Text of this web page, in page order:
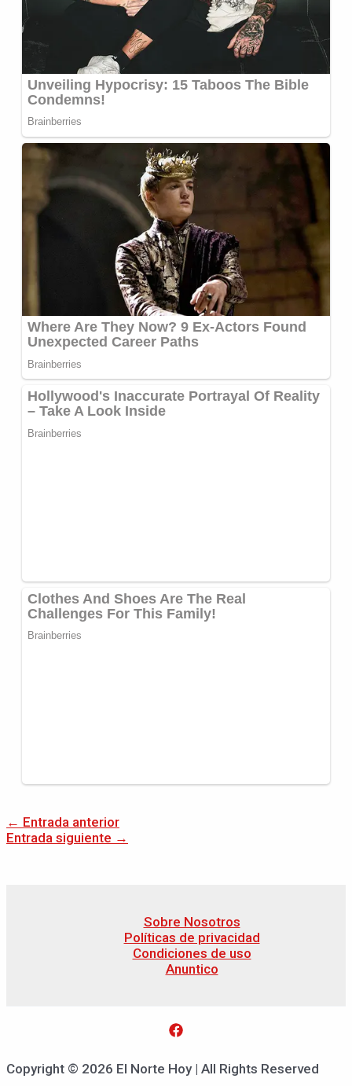
← Entrada anterior
Entrada siguiente →
Sobre Nosotros
Políticas de privacidad
Condiciones de uso
Anuntico
Copyright © 2026 El Norte Hoy | All Rights Reserved